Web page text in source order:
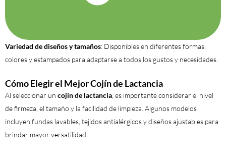
Variedad de diseños y tamaños: Disponibles en diferentes formas,
colores y estampados para adaptarse a todos los gustos y necesidades.
Cómo Elegir el Mejor Cojín de Lactancia
Al seleccionar un cojín de lactancia , es importante considerar el nivel
de firmeza, el tamaño y la facilidad de limpieza. Algunos modelos
incluyen fundas lavables, tejidos antialérgicos y diseños ajustables para
brindar mayor versatilidad.